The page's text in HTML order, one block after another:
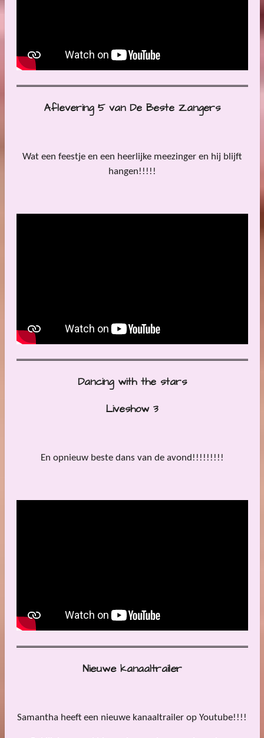
Aflevering 5 van De Beste Zangers
Wat een feestje en een heerlijke meezinger en hij blijft
hangen!!!!!
Dancing with the stars
Liveshow 3
En opnieuw beste dans van de avond!!!!!!!!!
Nieuwe kanaaltrailer
Samantha heeft een nieuwe kanaaltrailer op Youtube!!!!